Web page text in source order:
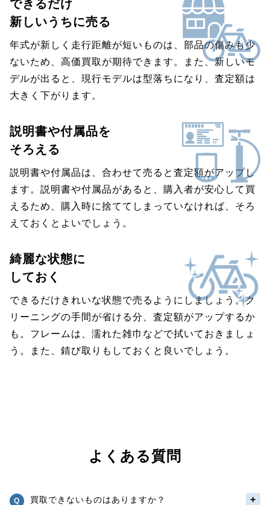
できるだけ
新しいうちに売る
年式が新しく走行距離が短いものは、部品の傷みも少
ないため、高価買取が期待できます。また、新しいモ
デルが出ると、現行モデルは型落ちになり、査定額は
大きく下がります。
説明書や付属品を
そろえる
説明書や付属品は、合わせて売ると査定額がアップし
ます。説明書や付属品があると、購入者が安心して買
えるため、購入時に捨ててしまっていなければ、そろ
えておくとよいでしょう。
綺麗な状態に
しておく
できるだけきれいな状態で売るようにしましょう。ク
リーニングの手間が省ける分、査定額がアップするか
も。フレームは、濡れた雑巾などで拭いておきましょ
う。また、錆び取りもしておくと良いでしょう。
よくある質問
買取できないものはありますか？